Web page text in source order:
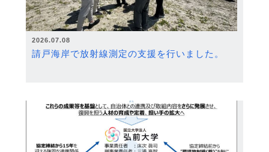
2026.07.08
請戸海岸で放射線測定の支援を行いました。